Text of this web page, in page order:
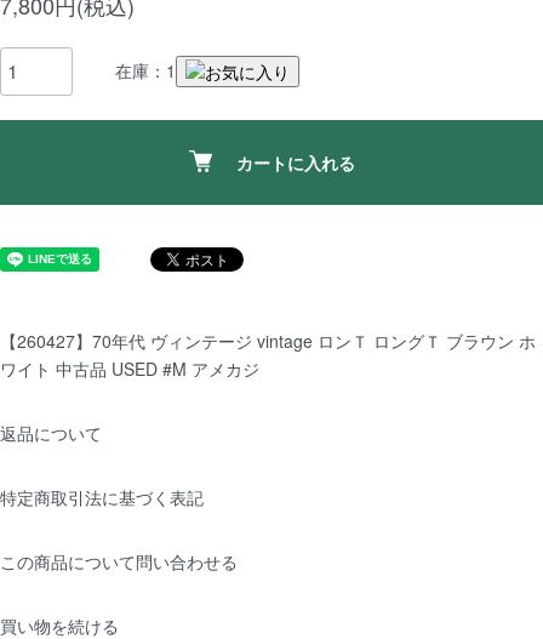
在庫：1
カートに入れる
【260427】70年代 ヴィンテージ vintage ロンＴ ロングＴ ブラウン ホ
ワイト 中古品 USED #M アメカジ
返品について
特定商取引法に基づく表記
この商品について問い合わせる
買い物を続ける